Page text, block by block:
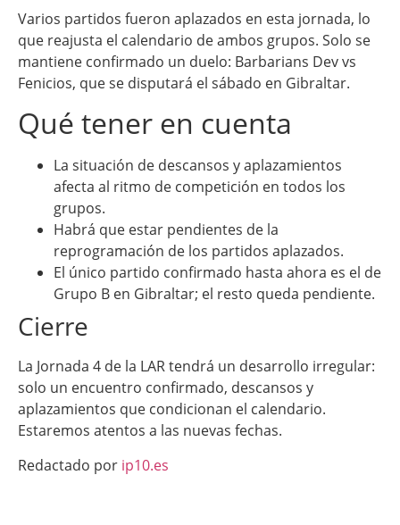
Varios partidos fueron aplazados en esta jornada, lo
que reajusta el calendario de ambos grupos. Solo se
mantiene confirmado un duelo: Barbarians Dev vs
Fenicios, que se disputará el sábado en Gibraltar.
Qué tener en cuenta
La situación de descansos y aplazamientos
afecta al ritmo de competición en todos los
grupos.
Habrá que estar pendientes de la
reprogramación de los partidos aplazados.
El único partido confirmado hasta ahora es el de
Grupo B en Gibraltar; el resto queda pendiente.
Cierre
La Jornada 4 de la LAR tendrá un desarrollo irregular:
solo un encuentro confirmado, descansos y
aplazamientos que condicionan el calendario.
Estaremos atentos a las nuevas fechas.
Redactado por ip10.es